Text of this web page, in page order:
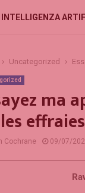
INTELLIGENZA
Uncategorized
ma
Cochrane 09/07/